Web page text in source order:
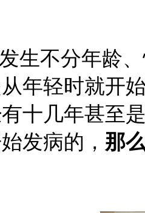
不分年龄、
年轻时就开
十几年甚至
发病的， 那